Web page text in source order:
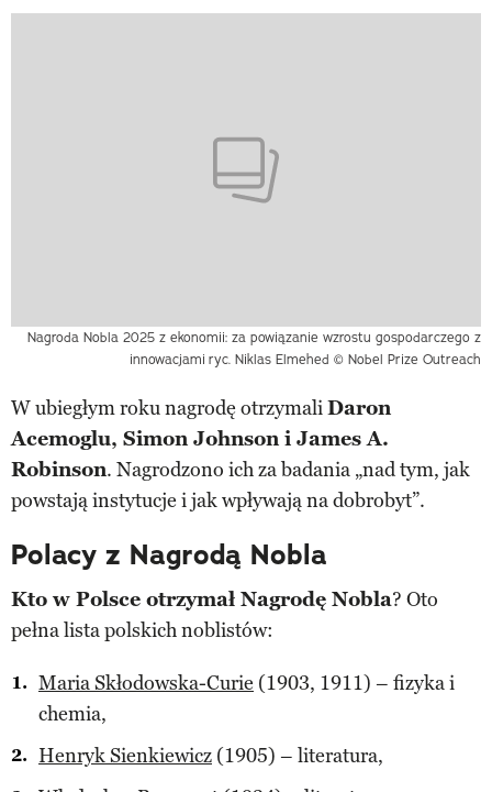
Nagroda Nobla 2025 z ekonomii: za powiązanie wzrostu gospodarczego z
innowacjami ryc. Niklas Elmehed © Nobel Prize Outreach
W ubiegłym roku nagrodę otrzymaliDaron
Acemoglu, Simon Johnson i James A.
Robinson. Nagrodzono ich za badania „nad tym, jak
powstają instytucje i jak wpływają na dobrobyt”.
Polacy z Nagrodą Nobla
Kto w Polsce otrzymał Nagrodę Nobla? Oto
pełna lista polskich noblistów:
Maria Skłodowska-Curie (1903, 1911) – fizyka i
chemia,
Henryk Sienkiewicz (1905) – literatura,